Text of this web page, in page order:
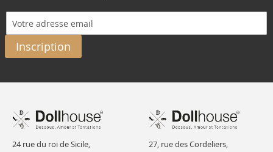
Inscription
24 rue du roi de Sicile,
27, rue des Cordeliers,